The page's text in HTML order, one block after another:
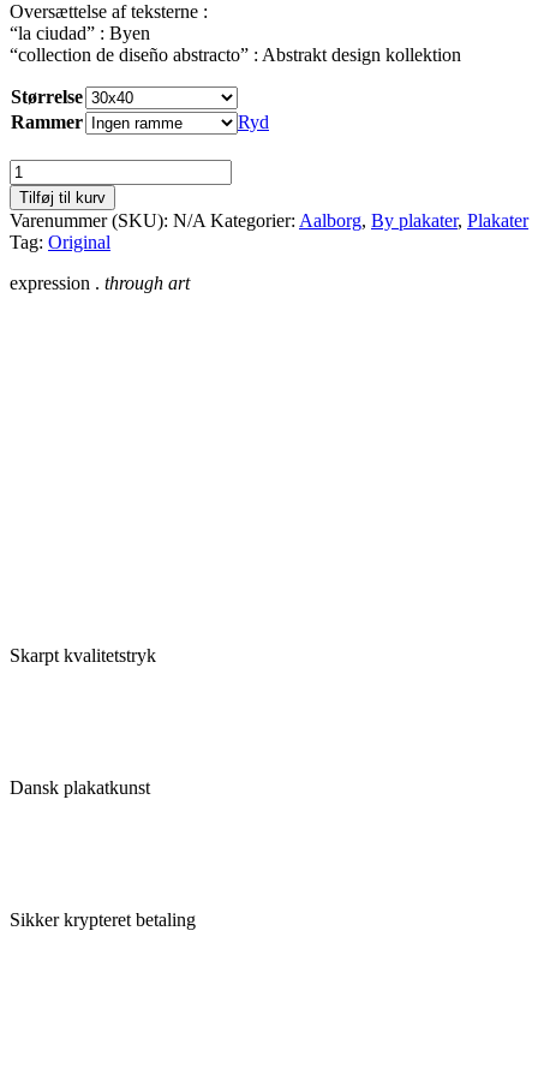
Oversættelse af teksterne :
“la ciudad” : Byen
“collection de diseño abstracto” : Abstrakt design kollektion
Størrelse
Rammer
Ryd
Aalborg
antal
Tilføj til kurv
Varenummer (SKU): N/A Kategorier: Aalborg, By plakater, Plakater
Tag: Original
expression . through art
Skarpt kvalitetstryk
Dansk plakatkunst
Sikker krypteret betaling